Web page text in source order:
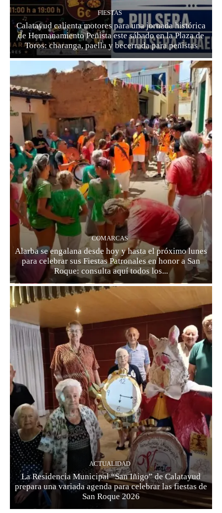
FIESTAS
Calatayud calienta motores para una jornada histórica
de Hermanamiento Peñista este sábado en la Plaza de
Toros: charanga, paella y becerrada para peñistas
COMARCAS
Alarba se engalana desde hoy y hasta el próximo lunes
para celebrar sus Fiestas Patronales en honor a San
Roque: consulta aquí todos los...
ACTUALIDAD
La Residencia Municipal “San Iñigo” de Calatayud
prepara una variada agenda para celebrar las fiestas de
San Roque 2026